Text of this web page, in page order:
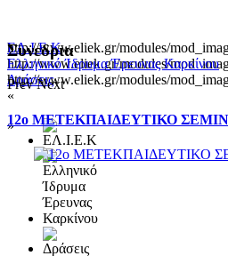
http://www.eliek.gr/modules/
http://www.eliek.gr/modules/
http://www.eliek.gr/modules/
ΕΛ.Ι.Ε.Κ
Ελληνικό Ίδρυμα Έρευνας Καρκίνου
Δράσεις
«
»
Συνεδρια
Prev Next
12ο ΜΕΤΕΚΠΑΙΔΕΥΤΙΚΟ